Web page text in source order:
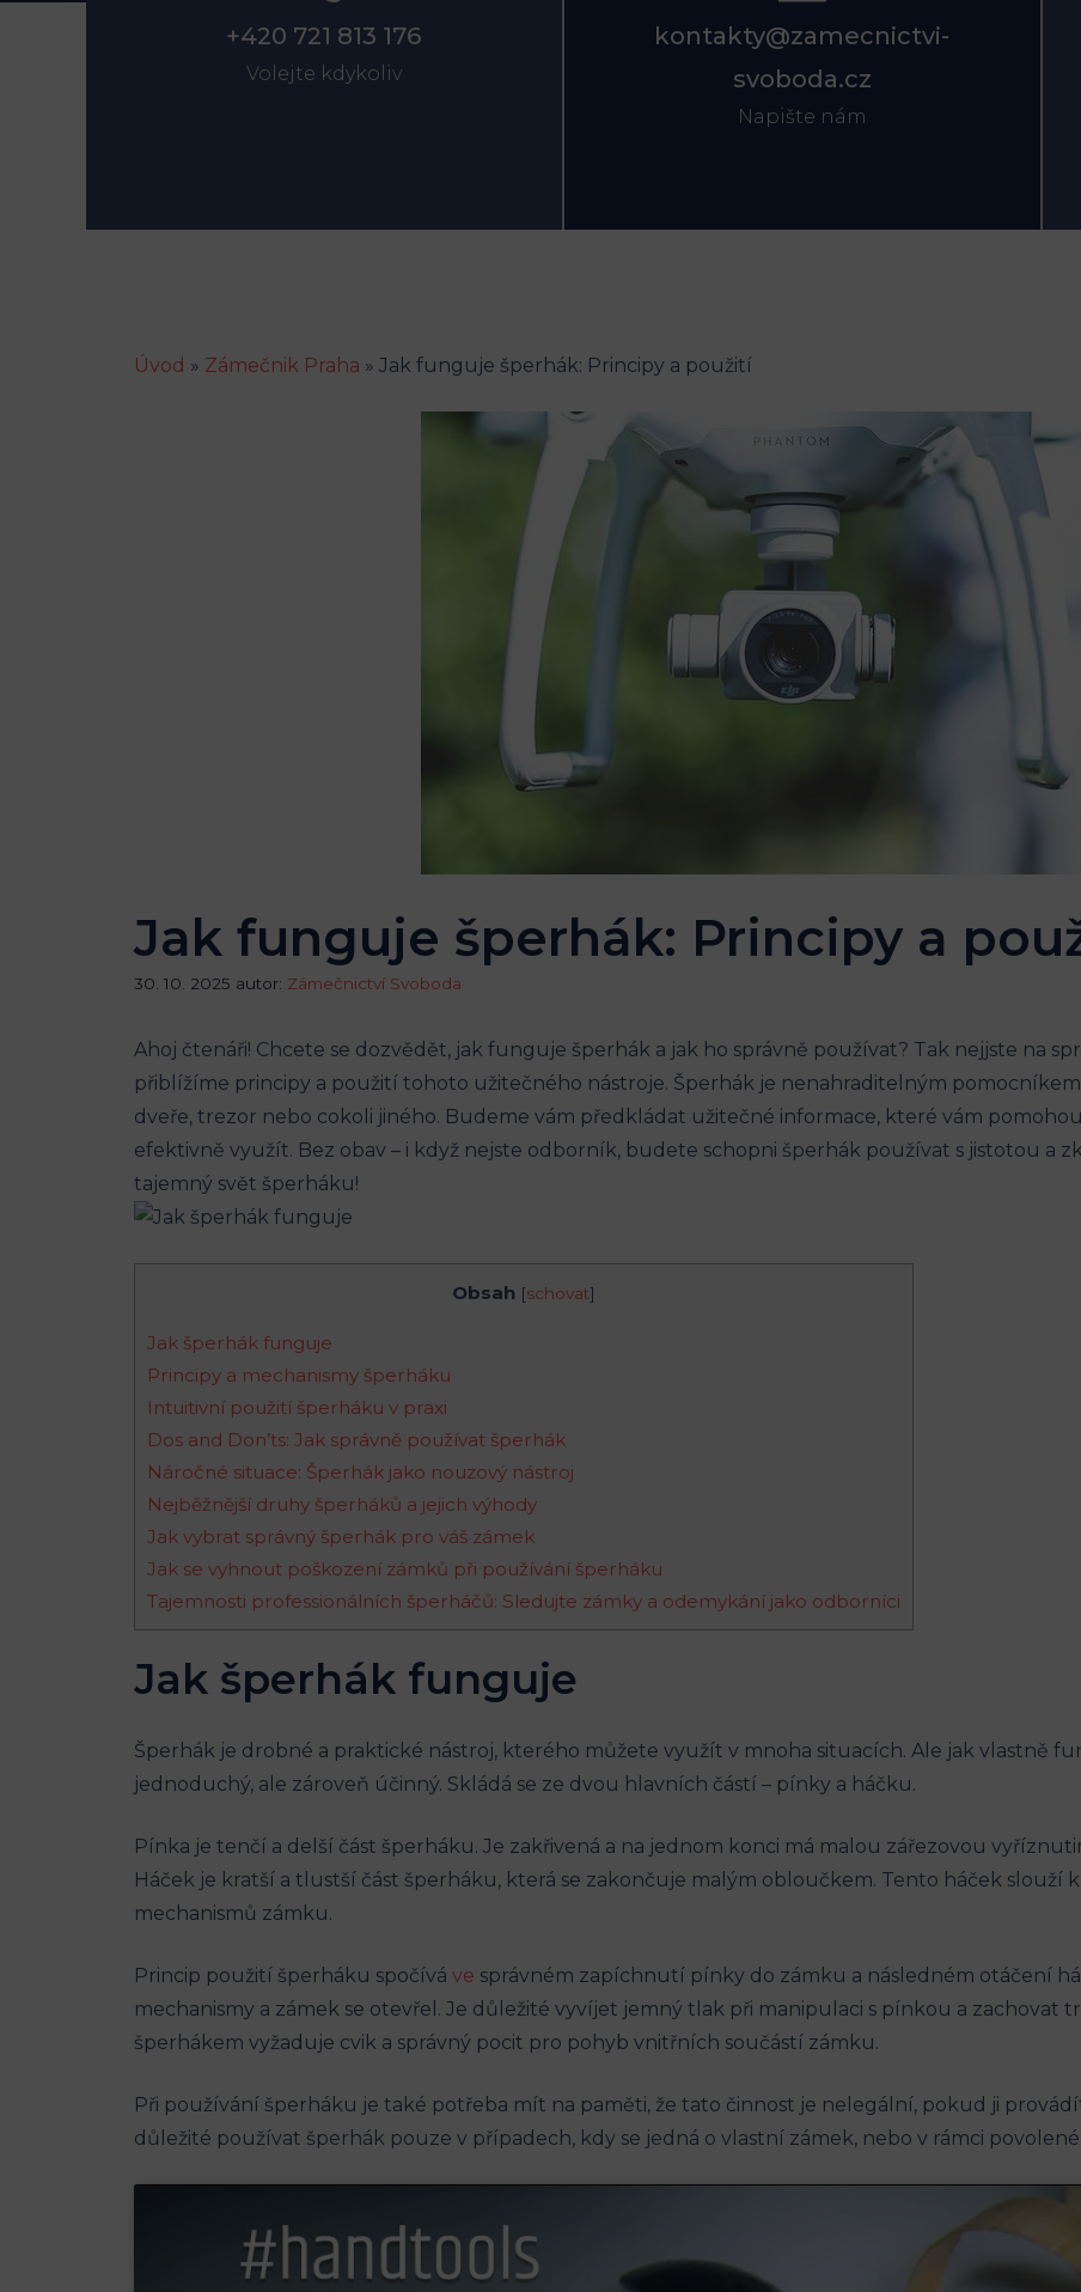
+420 721 813 176
Volejte kdykoliv
kontakty@zamecnictvi-
svoboda.cz
Napište nám
Úvod » Zámečnik Praha » Jak funguje šperhák: Principy a použití
Jak funguje šperhák: Principy a
30. 10. 2025 autor: Zámečnictví Svoboda
Ahoj čtenáři! Chcete se dozvědět, jak funguje šperhák a jak ho správně používat? Tak nejjste na
přiblížíme principy a použití tohoto užitečného nástroje. Šperhák je nenahraditelným
dveře, trezor nebo cokoli jiného. Budeme vám předkládat užitečné informace, které vám
efektivně využít. Bez obav – i když nejste odborník, budete schopni šperhák používat s jistotou a
tajemný svět šperháku!
Obsah [schovat]
Jak šperhák funguje
Principy a mechanismy šperháku
Intuitivní použití šperháku v praxi
Dos and Don’ts: Jak správně používat šperhák
Náročné situace: Šperhák jako nouzový nástroj
Nejběžnější druhy šperháků a jejich výhody
Jak vybrat správný šperhák pro váš zámek
Jak se vyhnout poškození zámků při používání šperháku
Tajemnosti professionálních šperháčů: Sledujte zámky a odemykání jako odborníci
Jak šperhák funguje
Šperhák je drobné a praktické nástroj, kterého můžete využít v mnoha situacích. Ale jak vlastně
jednoduchý, ale zároveň účinný. Skládá se ze dvou hlavních částí – pínky a háčku.
Pínka je tenčí a delší část šperháku. Je zakřivená a na jednom konci má malou zářezovou
Háček je kratší a tlustší část šperháku, která se zakončuje malým obloučkem. Tento háček slouží
mechanismů zámku.
Princip použití šperháku spočívá ve správném zapíchnutí pínky do zámku a následném otáčení
mechanismy a zámek se otevřel. Je důležité vyvíjet jemný tlak při manipulaci s pínkou a zachovat
šperhákem vyžaduje cvik a správný pocit pro pohyb vnitřních součástí zámku.
Při používání šperháku je také potřeba mít na paměti, že tato činnost je nelegální, pokud ji
důležité používat šperhák pouze v případech, kdy se jedná o vlastní zámek, nebo v rámci